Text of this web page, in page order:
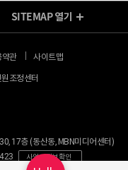
인터넷+모바일
왜 헬로비전일까요?
직영몰 단독 혜택
기획전/이벤트
SITEMAP 열기
약관 사이트맵
조정센터
17층 (동산동, MBN미디어센터)
사업자 정보 확인